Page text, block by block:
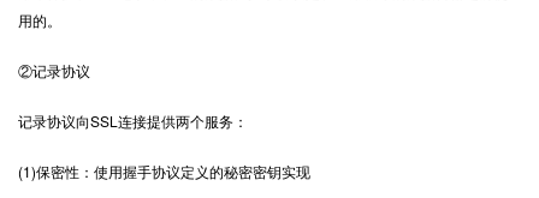
用的。
②记录协议
记录协议向SSL连接提供两个服务：
(1)保密性：使用握手协议定义的秘密密钥实现